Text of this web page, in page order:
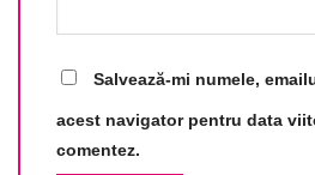
Salvează-mi numele,
acest navigator pentru data
comentez.